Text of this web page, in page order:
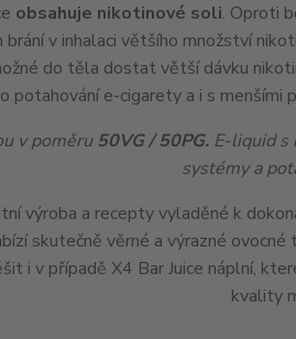
obsahuje nikotinové soli. Oproti
brání v inhalaci většího množství
do těla dostat větší dávku
potahování e-cigarety a i s
v poměru 50VG / 50PG.E-liquid s
systémy a
výroba a recepty vyladěné k
skutečně věrné a výrazné
i v případě X4 Bar Juice náplní,
kvality